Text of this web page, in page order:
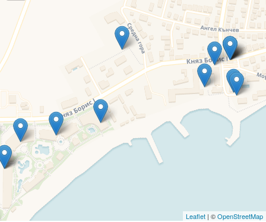
Leaflet | ©OpenStreetMap